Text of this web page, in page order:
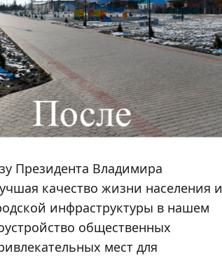
Президента Владимира
качество жизни населения и
инфраструктуры в нашем
общественных
мест для